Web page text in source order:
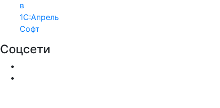
в
1С:Апрель
Софт
Соцсети